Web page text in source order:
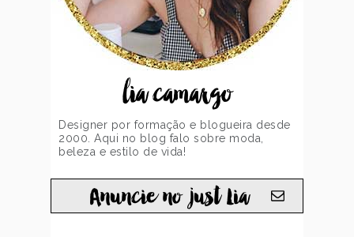
lia camargo
Designer por formação e blogueira desde
2000. Aqui no blog falo sobre moda,
beleza e estilo de vida!
Anuncie no just Lia